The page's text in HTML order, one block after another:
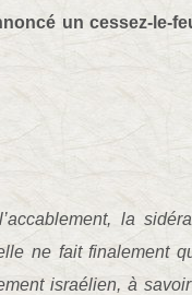
un cessez-le-
la
ne fait finalement
israélien, à